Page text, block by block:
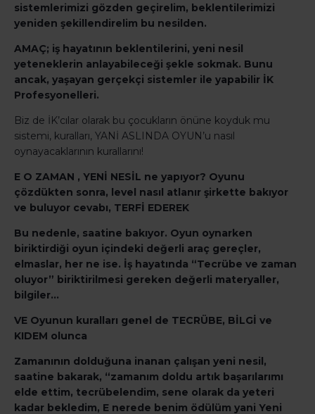
sistemlerimizi gözden geçirelim, beklentilerimizi
yeniden şekillendirelim bu nesilden.
AMAÇ; iş hayatının beklentilerini, yeni nesil
yeteneklerin anlayabileceği şekle sokmak. Bunu
ancak, yaşayan gerçekçi sistemler ile yapabilir İK
Profesyonelleri.
Biz de İK’cılar olarak bu çocukların önüne koyduk mu
sistemi, kuralları, YANİ ASLINDA OYUN’u nasıl
oynayacaklarının kurallarını!
E O ZAMAN , YENİ NESİL ne yapıyor? Oyunu
çözdükten sonra, level nasıl atlanır şirkette bakıyor
ve buluyor cevabı, TERFİ EDEREK
Bu nedenle, saatine bakıyor. Oyun oynarken
biriktirdiği oyun içindeki değerli araç gereçler,
elmaslar, her ne ise. İş hayatında “Tecrübe ve zaman
oluyor” biriktirilmesi gereken değerli materyaller,
bilgiler…
VE Oyunun kuralları genel de TECRÜBE, BİLGİ ve
KIDEM olunca
Zamanının dolduğuna inanan çalışan yeni nesil,
saatine bakarak, “zamanım doldu artık başarılarımı
elde ettim, tecrübelendim, sene olarak da yeteri
kadar bekledim, E nerede benim ödülüm yani Yeni